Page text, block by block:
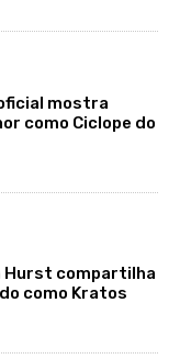
mostra
como Ciclope do
Hurst compartilha
como Kratos